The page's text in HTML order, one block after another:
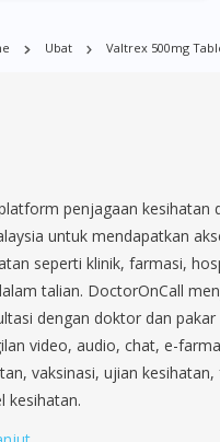
Farm, Eunos, East
Whampoa, Lim Chu
Mandai, Newton,
Potong Pasir, Paya Lebar,
Serangoon Rd, Seletar,
Telok Blangah, Tanglin,
Upper Bukit Timah,
Yishun, Yio Chu Kang.
Ubat Valtrex 500mg
penjagaan kesihatan
untuk mendapatkan
seperti klinik, farmasi,
talian. DoctorOnCall
dengan doktor dan pakar
video, audio, chat, e-
vaksinasi, ujian
kesihatan.